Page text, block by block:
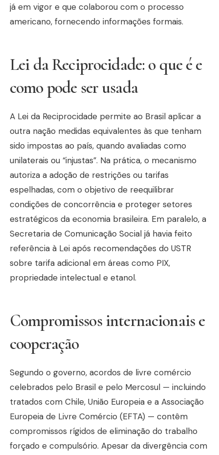
já em vigor e que colaborou com o processo
americano, fornecendo informações formais.
Lei da Reciprocidade: o que é e
como pode ser usada
A Lei da Reciprocidade permite ao Brasil aplicar a
outra nação medidas equivalentes às que tenham
sido impostas ao país, quando avaliadas como
unilaterais ou “injustas”. Na prática, o mecanismo
autoriza a adoção de restrições ou tarifas
espelhadas, com o objetivo de reequilibrar
condições de concorrência e proteger setores
estratégicos da economia brasileira. Em paralelo, a
Secretaria de Comunicação Social já havia feito
referência à Lei após recomendações do USTR
sobre tarifa adicional em áreas como PIX,
propriedade intelectual e etanol.
Compromissos internacionais e
cooperação
Segundo o governo, acordos de livre comércio
celebrados pelo Brasil e pelo Mercosul — incluindo
tratados com Chile, União Europeia e a Associação
Europeia de Livre Comércio (EFTA) — contêm
compromissos rígidos de eliminação do trabalho
forçado e compulsório. Apesar da divergência com